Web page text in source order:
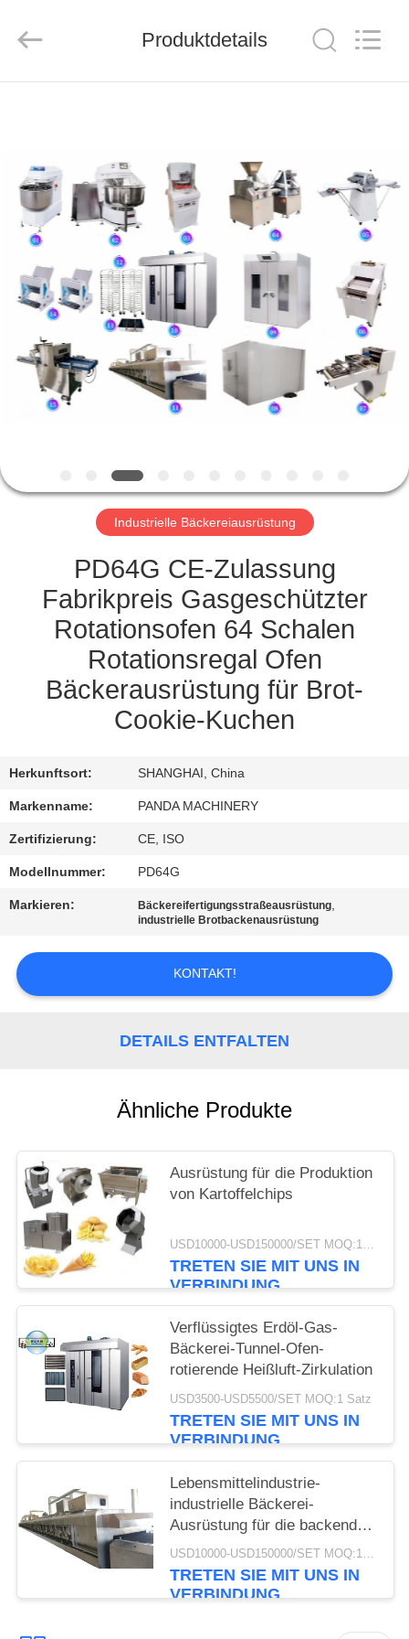
PRODUKTE
ÜBER
UNS
FABRIK-
AUSFLUG
QUALITÄTSKONTROLLE
SIE
MIT
VERBINDUNG
NACHRICHTEN
FORDERN
EIN
ZITAT
PRIVACY
POLICY
Reserved.
Developed
Produktdetails
Industrielle Bäckereiausrüstung
PD64G CE-Zulassung
Fabrikpreis Gasgeschützter
Rotationsofen 64 Schalen
Rotationsregal Ofen
Bäckerausrüstung für Brot-
Cookie-Kuchen
Herkunftsort: SHANGHAI, China
Markenname: PANDA MACHINERY
Zertifizierung: CE, ISO
Modellnummer: PD64G
Markieren: Bäckereifertigungsstraßeausrüstung,
industrielle Brotbackenausrüstung
KONTAKT!
DETAILS ENTFALTEN
Ähnliche Produkte
Ausrüstung für die Produktion
von Kartoffelchips
TRETEN SIE MIT UNS IN
VERBINDUNG
Verflüssigtes Erdöl-Gas-
Bäckerei-Tunnel-Ofen-
rotierende Heißluft-Zirkulation
USD3500-USD5500/SET MOQ:1 Satz
TRETEN SIE MIT UNS IN
VERBINDUNG
Lebensmittelindustrie-
industrielle Bäckerei-
Ausrüstung für die backenden
kleinen Kuchen automatisiert USD10000-USD150000/SET MOQ:1 Satz
TRETEN SIE MIT UNS IN
VERBINDUNG